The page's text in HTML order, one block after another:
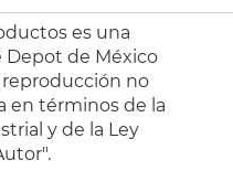
es una
Depot de México
reproducción no
en términos de la
y de la Ley